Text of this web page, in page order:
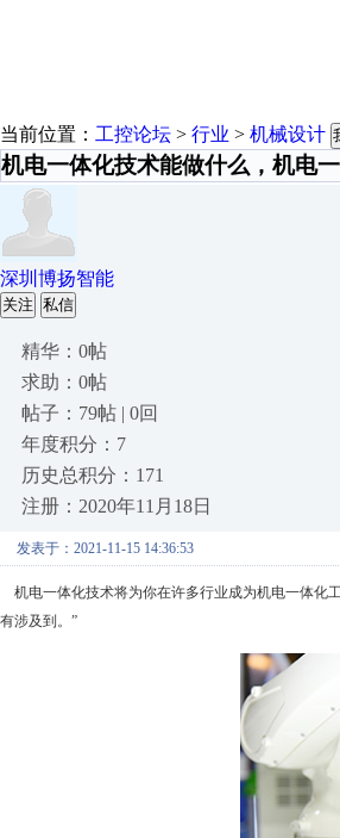
当前位置： 工控论坛 > 行业 > 机械设计
机电一体化技术能做什么，机电
深圳博扬智能
关注 私信
精华：0帖
求助：0帖
帖子：79帖 | 0回
年度积分：7
历史总积分：171
注册：2020年11月18日
发表于：2021-11-15 14:36:53
机电一体化技术将为你在许多行业成为机电一体化
有涉及到。”